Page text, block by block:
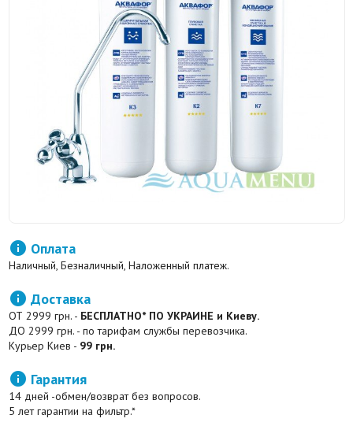
 Оплата
Наличный, Безналичный, Наложенный платеж.
 Доставка
ОТ 2999 грн. - БЕСПЛАТНО* ПО УКРАИНЕ и Киеву.
ДО 2999 грн. - по тарифам службы перевозчика.
Курьер Киев - 99 грн.
 Гарантия
14 дней -обмен/возврат без вопросов.
5 лет гарантии на фильтр.*